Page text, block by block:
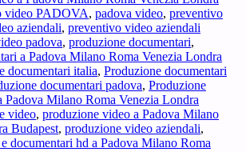
video PADOVA, padova video, preventivo
aziendali, preventivo video aziendali
padova, produzione documentari,
a Padova Milano Roma Venezia Londra
documentari italia, Produzione documentari
documentari padova, Produzione
Padova Milano Roma Venezia Londra
video, produzione video a Padova Milano
Budapest, produzione video aziendali,
documentari hd a Padova Milano Roma